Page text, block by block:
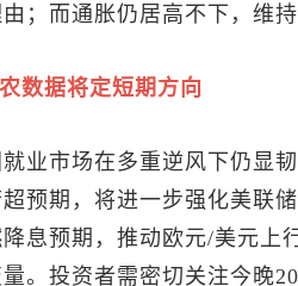
；而通胀仍居高不下，维
数据将定短期方向
业市场在多重逆风下仍显
预期，将进一步强化美联
息预期，推动欧元/美元上
。投资者需密切关注今晚